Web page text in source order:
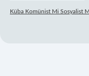
Küba Komünist Mi Sosyalist